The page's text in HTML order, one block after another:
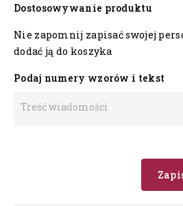
Dostosowywanie produktu
Nie zapomnij zapisać swojej
dodać ją do koszyka
Podaj numery wzorów i tekst